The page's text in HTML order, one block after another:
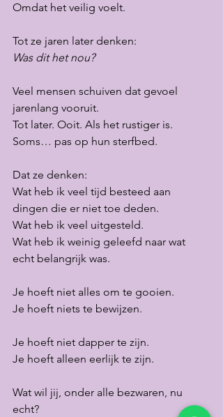
Omdat het veilig voelt.
Tot ze jaren later denken:
Was dit het nou?
Veel mensen schuiven dat gevoel
jarenlang vooruit.
Tot later. Ooit. Als het rustiger is.
Soms… pas op hun sterfbed.
Dat ze denken:
Wat heb ik veel tijd besteed aan
dingen die er niet toe deden.
Wat heb ik veel uitgesteld.
Wat heb ik weinig geleefd naar wat
echt belangrijk was.
Je hoeft niet alles om te gooien.
Je hoeft niets te bewijzen.
Je hoeft niet dapper te zijn.
Je hoeft alleen eerlijk te zijn.
Wat wil jij, onder alle bezwaren, nu
echt?